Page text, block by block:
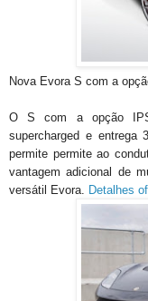
Nova Evora S com a
O S com a opção
supercharged e entrega
permite permite ao
vantagem adicional de
versátil Evora. Detalhes